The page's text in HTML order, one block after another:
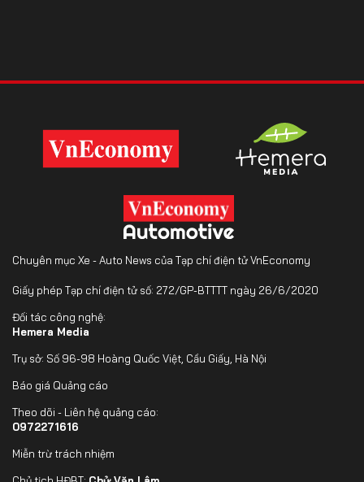
Chuyên mục Xe - Auto News của Tạp chí điện tử VnEconomy
Giấy phép Tạp chí điện tử số: 272/GP-BTTTT ngày 26/6/2020
Đối tác công nghệ:
Hemera Media
Trụ sở: Số 96-98 Hoàng Quốc Việt, Cầu Giấy, Hà Nội
Báo giá Quảng cáo
Theo dõi - Liên hệ quảng cáo:
0972271616
Miễn trừ trách nhiệm